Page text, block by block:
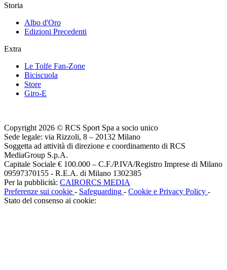
Storia
Albo d'Oro
Edizioni Precedenti
Extra
Le Tolfe Fan-Zone
Biciscuola
Store
Giro-E
Copyright 2026 © RCS Sport Spa a socio unico
Sede legale: via Rizzoli, 8 – 20132 Milano
Soggetta ad attività di direzione e coordinamento di RCS
MediaGroup S.p.A.
Capitale Sociale € 100.000 – C.F./P.IVA/Registro Imprese di Milano
09597370155 - R.E.A. di Milano 1302385
Per la pubblicità: CAIRORCS MEDIA
Preferenze sui cookie - Safeguarding - Cookie e Privacy Policy -
Stato del consenso ai cookie: